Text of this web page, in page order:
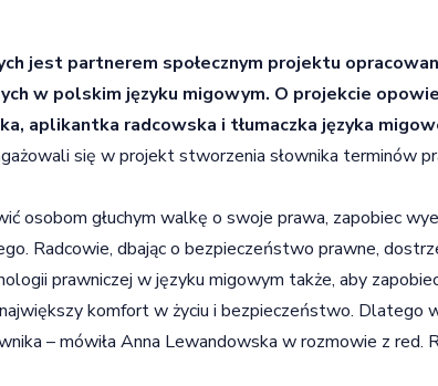
jest partnerem społecznym projektu
w polskim języku migowym. O projekcie
aplikantka radcowska i tłumaczka języka
się w projekt stworzenia słownika terminów
osobom głuchym walkę o swoje prawa, zapobiec
Radcowie, dbając o bezpieczeństwo prawne,
prawniczej w języku migowym także, aby
komfort w życiu i bezpieczeństwo. Dlatego
– mówiła Anna Lewandowska w rozmowie z red.